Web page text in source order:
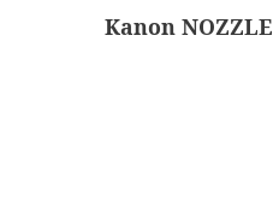
Kanon NOZZLE